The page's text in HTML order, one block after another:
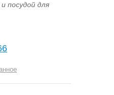
посудой для